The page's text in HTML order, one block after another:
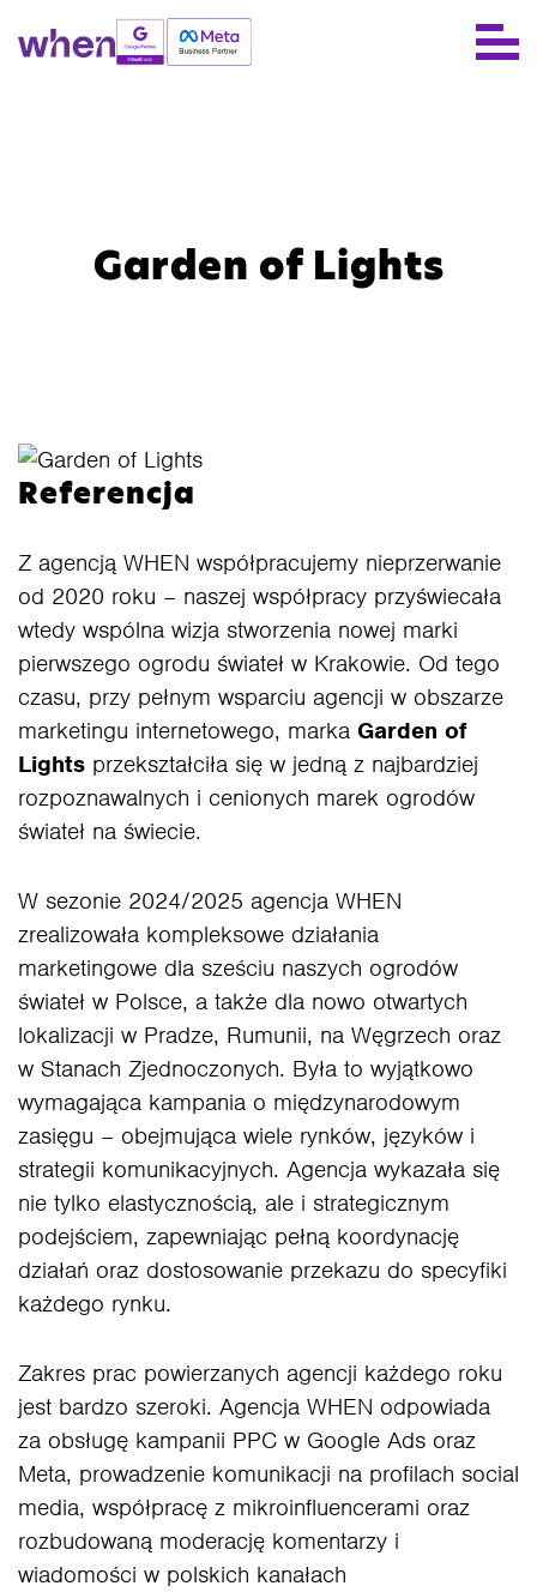
Garden of Lights
Referencja
Z agencją WHEN współpracujemy nieprzerwanie
od 2020 roku – naszej współpracy przyświecała
wtedy wspólna wizja stworzenia nowej marki
pierwszego ogrodu świateł w Krakowie. Od tego
czasu, przy pełnym wsparciu agencji w obszarze
marketingu internetowego, marka Garden of
Lights przekształciła się w jedną z najbardziej
rozpoznawalnych i cenionych marek ogrodów
świateł na świecie.
W sezonie 2024/2025 agencja WHEN
zrealizowała kompleksowe działania
marketingowe dla sześciu naszych ogrodów
świateł w Polsce, a także dla nowo otwartych
lokalizacji w Pradze, Rumunii, na Węgrzech oraz
w Stanach Zjednoczonych. Była to wyjątkowo
wymagająca kampania o międzynarodowym
zasięgu – obejmująca wiele rynków, języków i
strategii komunikacyjnych. Agencja wykazała się
nie tylko elastycznością, ale i strategicznym
podejściem, zapewniając pełną koordynację
działań oraz dostosowanie przekazu do specyfiki
każdego rynku.
Zakres prac powierzanych agencji każdego roku
jest bardzo szeroki. Agencja WHEN odpowiada
za obsługę kampanii PPC w Google Ads oraz
Meta, prowadzenie komunikacji na profilach social
media, współpracę z mikroinfluencerami oraz
rozbudowaną moderację komentarzy i
wiadomości w polskich kanałach